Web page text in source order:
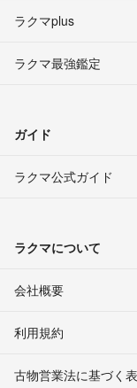
実家が埼玉県の浦和
出品者 はるさめ
パイプを運べない状況
明日車に載るか試して
そうですね。そもそも
出品者 はるさめ
キズは装着してしま
また群馬あたりでの引
ラクマplus
ラクマ最強鑑定
ガイド
ラクマ公式ガイド
ラクマについて
会社概要
利用規約
古物営業法に基づく